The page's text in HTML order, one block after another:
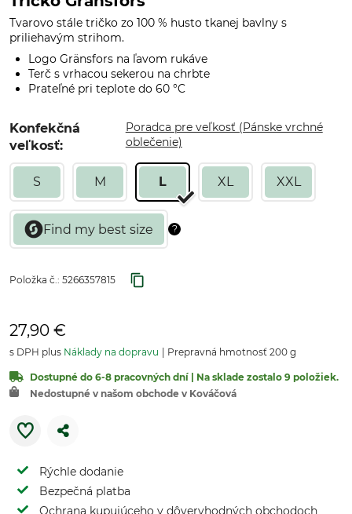
Tvarovo stále tričko zo 100 % husto tkanej bavlny s
priliehavým strihom.
Logo Gränsfors na ľavom rukáve
Terč s vrhacou sekerou na chrbte
Prateľné pri teplote do 60 °C
Konfekčná
veľkosť:
Poradca pre veľkosť (Pánske vrchné
oblečenie)
S M L XL XXL
Položka č.: 5266357815
27,90 €
s DPH plus Náklady na dopravu Prepravná hmotnosť 200 g
Dostupné do 6-8 pracovných dní | Na sklade zostalo 9 položiek.
Nedostupné v našom obchode v Kováčová
Rýchle dodanie
Bezpečná platba
Ochrana kupujúceho v dôveryhodných obchodoch